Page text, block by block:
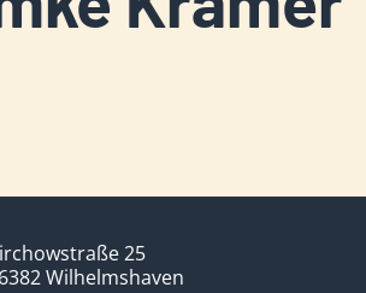
25
Wilhelmshaven